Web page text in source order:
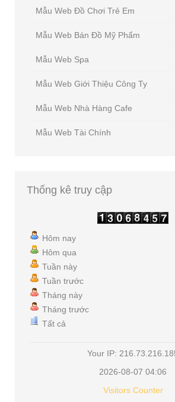
Mẫu Web Đồ Chơi Trẻ Em
Mẫu Web Bán Đồ Mỹ Phẩm
Mẫu Web Spa
Mẫu Web Giới Thiệu Công Ty
Mẫu Web Nhà Hàng Cafe
Mẫu Web Tài Chính
Thống kê truy cập
Hôm nay
Hôm qua
Tuần này
Tuần trước
Tháng này
Tháng trước
Tất cả
Your IP:
2026-08-07 04:06
Visitors Counter